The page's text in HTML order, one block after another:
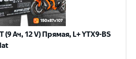
(9 Ач, 12 V) Прямая, L+ YTX9-BS